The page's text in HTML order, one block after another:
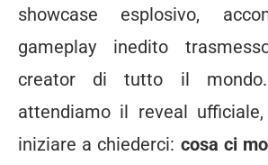
showcase esplosivo,
gameplay inedito
creator di tutto il
attendiamo il reveal
iniziare a chiederci: cosa ci